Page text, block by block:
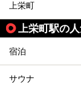
上栄町
上栄町駅の
宿泊
サウナ